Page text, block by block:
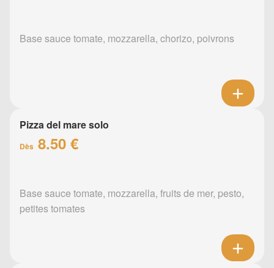
Base sauce tomate, mozzarella, chorizo, poivrons
Pizza del mare solo
Dès 8.50 €
Base sauce tomate, mozzarella, fruits de mer, pesto,
petites tomates